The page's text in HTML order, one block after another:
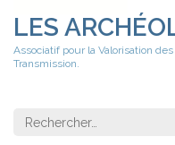
LES
Associatif pour la Valorisation
Transmission.